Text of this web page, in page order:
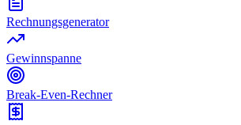
Rechnungsgenerator
Gewinnspanne
Break-Even-Rechner